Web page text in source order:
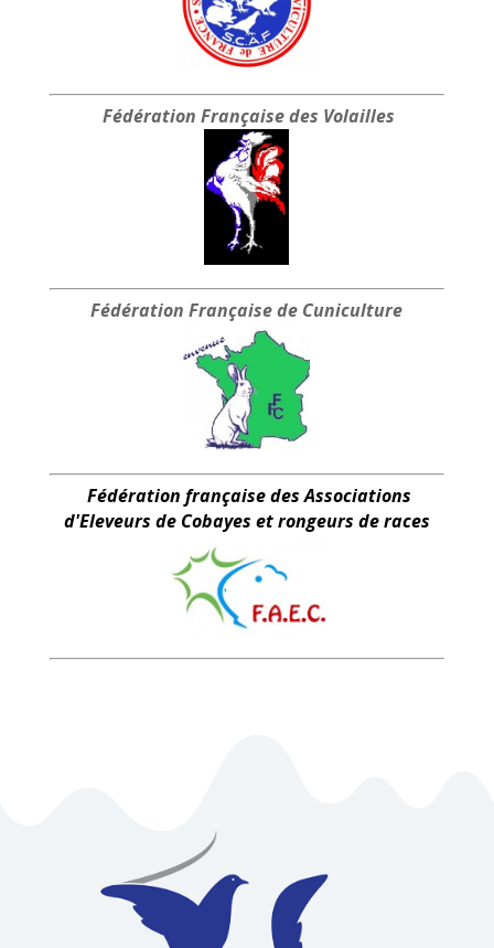
Fédération Française des Volailles
Fédération Française de Cuniculture
Fédération française des Associations
d'Eleveurs de Cobayes et rongeurs de races